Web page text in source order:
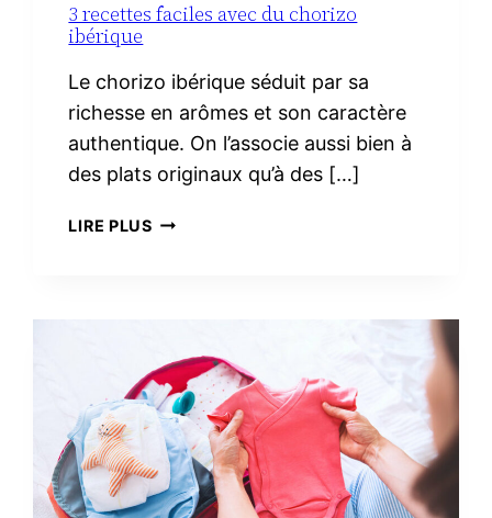
3 recettes faciles avec du chorizo
ibérique
Le chorizo ibérique séduit par sa
richesse en arômes et son caractère
authentique. On l’associe aussi bien à
des plats originaux qu’à des […]
LIRE PLUS3
IBÉRIQUE